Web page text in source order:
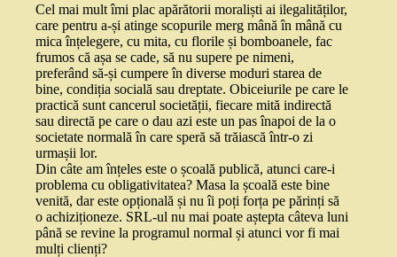
Cel mai mult îmi plac apărătorii moraliști ai ilegalităților,
care pentru a-și atinge scopurile merg mână în mână cu
mica înțelegere, cu mita, cu florile și bomboanele, fac
frumos că așa se cade, să nu supere pe nimeni,
preferând să-și cumpere în diverse moduri starea de
bine, condiția socială sau dreptate. Obiceiurile pe care le
practică sunt cancerul societății, fiecare mită indirectă
sau directă pe care o dau azi este un pas înapoi de la o
societate normală în care speră să trăiască într-o zi
urmașii lor.
Din câte am înțeles este o școală publică, atunci care-i
problema cu obligativitatea? Masa la școală este bine
venită, dar este opțională și nu îi poți forța pe părinți să
o achiziționeze. SRL-ul nu mai poate aștepta câteva luni
până se revine la programul normal și atunci vor fi mai
mulți clienți?